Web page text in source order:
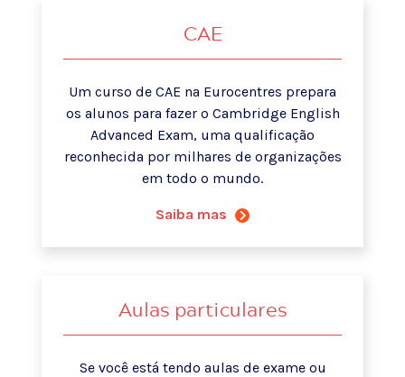
CAE
Um curso de CAE na Eurocentres prepara
os alunos para fazer o Cambridge English
Advanced Exam, uma qualificação
reconhecida por milhares de organizações
em todo o mundo.
Saiba mas
Aulas particulares
Se você está tendo aulas de exame ou